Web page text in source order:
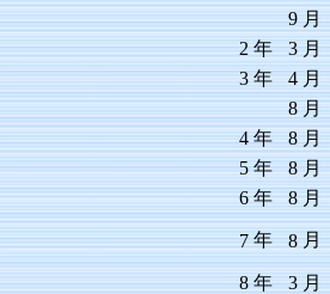
9 月
2 年 3 月
3 年 4 月
8 月
4 年 8 月
5 年 8 月
6 年 8 月
7 年 8 月
8 年 3 月